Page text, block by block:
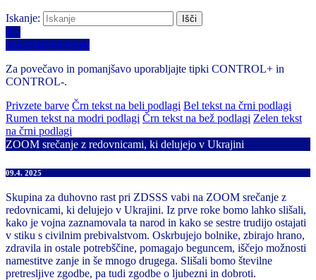
Iskanje:
A+
Izberi barvno temo
Za povečavo in pomanjšavo uporabljajte tipki CONTROL+ in
CONTROL-.
Privzete barve Črn tekst na beli podlagi Bel tekst na črni podlagi
Rumen tekst na modri podlagi Črn tekst na bež podlagi Zelen tekst
na črni podlagi
ZOOM srečanje z redovnicami, ki delujejo v Ukrajini
09.4. 2025
Skupina za duhovno rast pri ZDSSS vabi na ZOOM srečanje z
redovnicami, ki delujejo v Ukrajini. Iz prve roke bomo lahko slišali,
kako je vojna zaznamovala ta narod in kako se sestre trudijo ostajati
v stiku s civilnim prebivalstvom. Oskrbujejo bolnike, zbirajo hrano,
zdravila in ostale potrebščine, pomagajo beguncem, iščejo možnosti
namestitve zanje in še mnogo drugega. Slišali bomo številne
pretresljive zgodbe, pa tudi zgodbe o ljubezni in dobroti.